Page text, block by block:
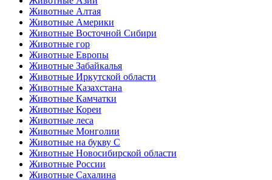
Животные Алтая
Животные Америки
Животные Восточной Сибири
Животные гор
Животные Европы
Животные Забайкалья
Животные Иркутской области
Животные Казахстана
Животные Камчатки
Животные Кореи
Животные леса
Животные Монголии
Животные на букву С
Животные Новосибирской области
Животные России
Животные Сахалина